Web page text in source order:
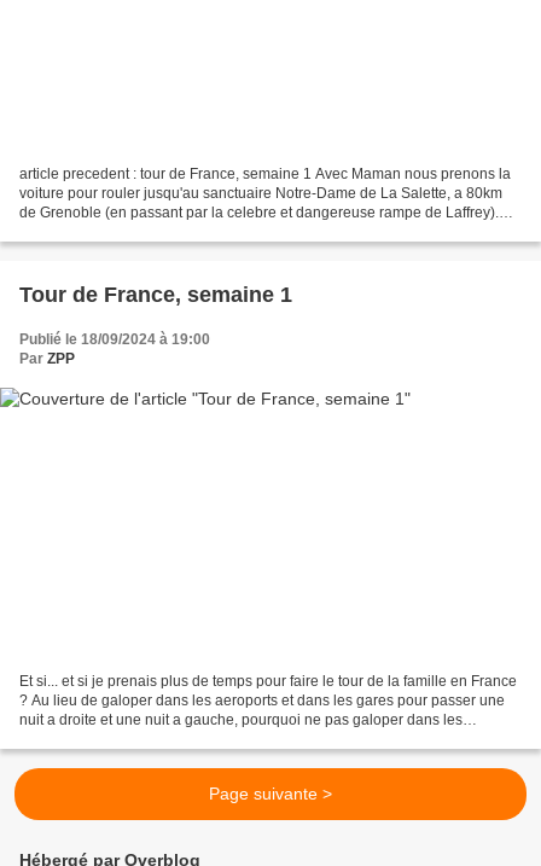
article precedent : tour de France, semaine 1 Avec Maman nous prenons la
voiture pour rouler jusqu'au sanctuaire Notre-Dame de La Salette, a 80km
de Grenoble (en passant par la celebre et dangereuse rampe de Laffrey).
Tour de France, semaine 1
Publié le 18/09/2024 à 19:00
Par ZPP
Et si... et si je prenais plus de temps pour faire le tour de la famille en France
? Au lieu de galoper dans les aeroports et dans les gares pour passer une
nuit a droite et une nuit a gauche, pourquoi ne pas galoper dans les
Page suivante >
Hébergé par Overblog